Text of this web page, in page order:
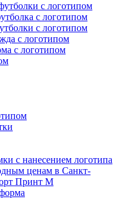
с логотипом
с логотипом
с логотипом
с логотипом
с логотипом
с нанесением логотипа
ценам в Санкт-
Принт М